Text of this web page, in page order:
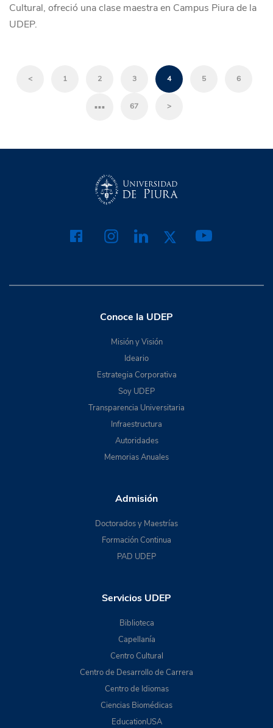
Cultural, ofreció una clase maestra en Campus Piura de la
UDEP.
< 1 2 3 4 5 6
… 67 >
Conoce la UDEP
Misión y Visión
Ideario
Estrategia Corporativa
Soy UDEP
Transparencia Universitaria
Infraestructura
Autoridades
Memorias Anuales
Admisión
Doctorados y Maestrías
Formación Continua
PAD UDEP
Servicios UDEP
Biblioteca
Capellanía
Centro Cultural
Centro de Desarrollo de Carrera
Centro de Idiomas
Ciencias Biomédicas
EducationUSA